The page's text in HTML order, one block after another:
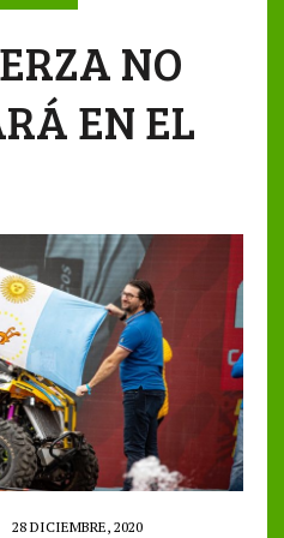
NO
EN EL
28 DICIEMBRE, 2020